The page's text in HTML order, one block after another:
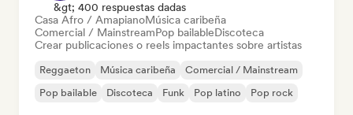
&gt; 400 respuestas dadas
Casa Afro / AmapianoMúsica caribeña
Comercial / MainstreamPop bailableDiscoteca
Crear publicaciones o reels impactantes sobre artistas
Reggaeton Música caribeña
Comercial / Mainstream
Pop bailable
Discoteca Funk Pop latino Pop rock